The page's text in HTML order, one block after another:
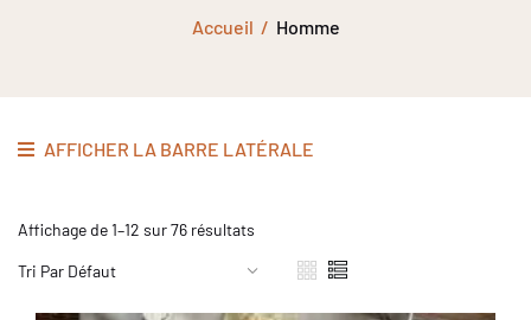
Accueil Homme
AFFICHER LA BARRE LATÉRALE
Affichage de 1–12 sur 76 résultats